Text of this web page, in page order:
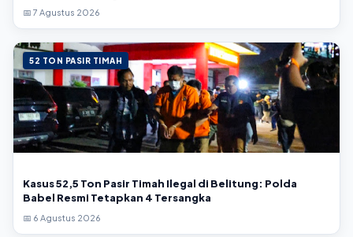
📅 7 Agustus 2026
52 TON PASIR TIMAH
Kasus 52,5 Ton Pasir Timah Ilegal di Belitung: Polda
Babel Resmi Tetapkan 4 Tersangka
📅 6 Agustus 2026